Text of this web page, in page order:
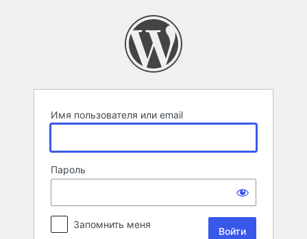
Имя пользователя или email
Пароль
Запомнить меня